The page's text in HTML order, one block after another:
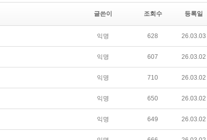
글쓴이 조회수 등록일
익명 628 26.03.03
익명 607 26.03.02
익명 710 26.03.02
익명 650 26.03.02
익명 649 26.03.02